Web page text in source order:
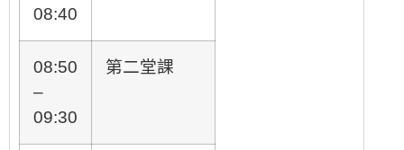
08:40
08:50
–
09:30
第二堂課